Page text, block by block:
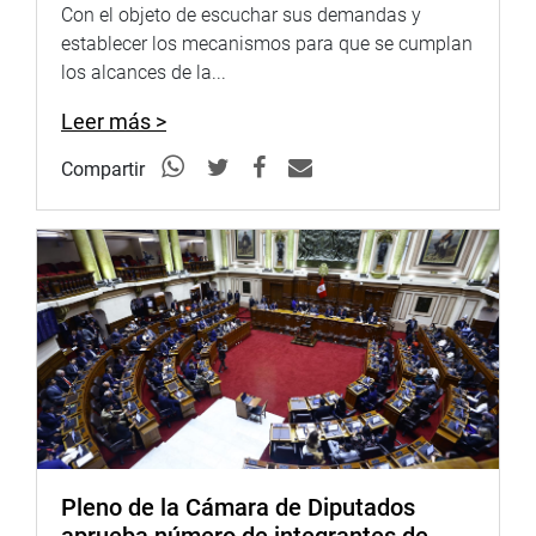
para evitar la concentración empresarial y evitar también
una afectación severa a la libre competencia.
Por su parte, Percy Alcalá Mateo (FP) presentó varias
modificaciones muy puntuales que serán incluidas en el
dictamen planteado por la comisión, según dijo Bruce.
En este punto del debate y dado que en la comisión de
Defensa del Consumidor también se viene tratando el
mismo tema, la congresista Karla Schaefer propuso
realizar una sesión conjunta, sin embargo el congresista
Bruce observó que esa comisión podría inhibirse de
dictaminar.
Finalmente el presidente de la comisión planteó elaborar
un nuevo texto con los aportes planteados por los
legisladores durante el debate y que se vea cómo primer
punto de agenda en la próxima sesión.
Con el objeto de escuchar sus demandas y
establecer los mecanismos para que se cumplan
los alcances de la...
Leer más >
Compartir
Pleno de la Cámara de Diputados